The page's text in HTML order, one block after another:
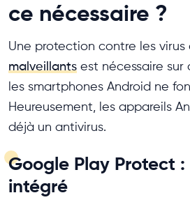
ce nécessaire ?
Une protection contre les virus
malveillants est nécessaire
les smartphones Android ne
Heureusement, les appareils
déjà un antivirus.
Google Play Protect
intégré